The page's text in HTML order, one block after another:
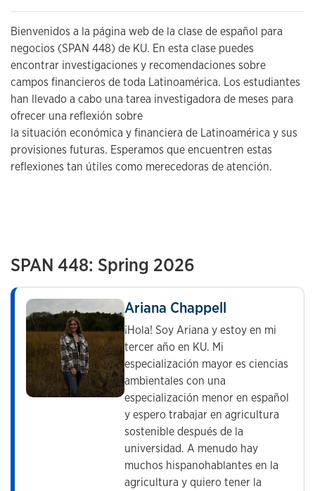
Bienvenidos a la página web de la clase de español para
negocios (SPAN 448) de KU. En esta clase puedes
encontrar investigaciones y recomendaciones sobre
campos financieros de toda Latinoamérica. Los estudiantes
han llevado a cabo una tarea investigadora de meses para
ofrecer una reflexión sobre
la situación económica y financiera de Latinoamérica y sus
provisiones futuras. Esperamos que encuentren estas
reflexiones tan útiles como merecedoras de atención.
SPAN 448: Spring 2026
Ariana Chappell
¡Hola! Soy Ariana y estoy en mi
tercer año en KU. Mi
especialización mayor es ciencias
ambientales con una
especialización menor en español
y espero trabajar en agricultura
sostenible después de la
universidad. A menudo hay
muchos hispanohablantes en la
agricultura y quiero tener la